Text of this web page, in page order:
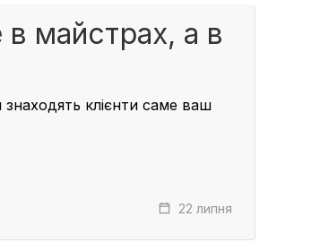
майстрах, а в
клієнти саме ваш
22 липня